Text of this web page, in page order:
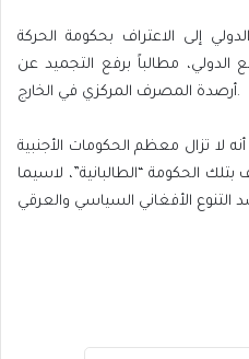
إلى الاعتراف بحكومة الحركة
مطالباً برفع التجميد عن
أرصدة المصرف المركزي في الخارج.
لا تزال معظم الحكومات الأجنبية
الحكومة “الطالبانية”، لاسيما